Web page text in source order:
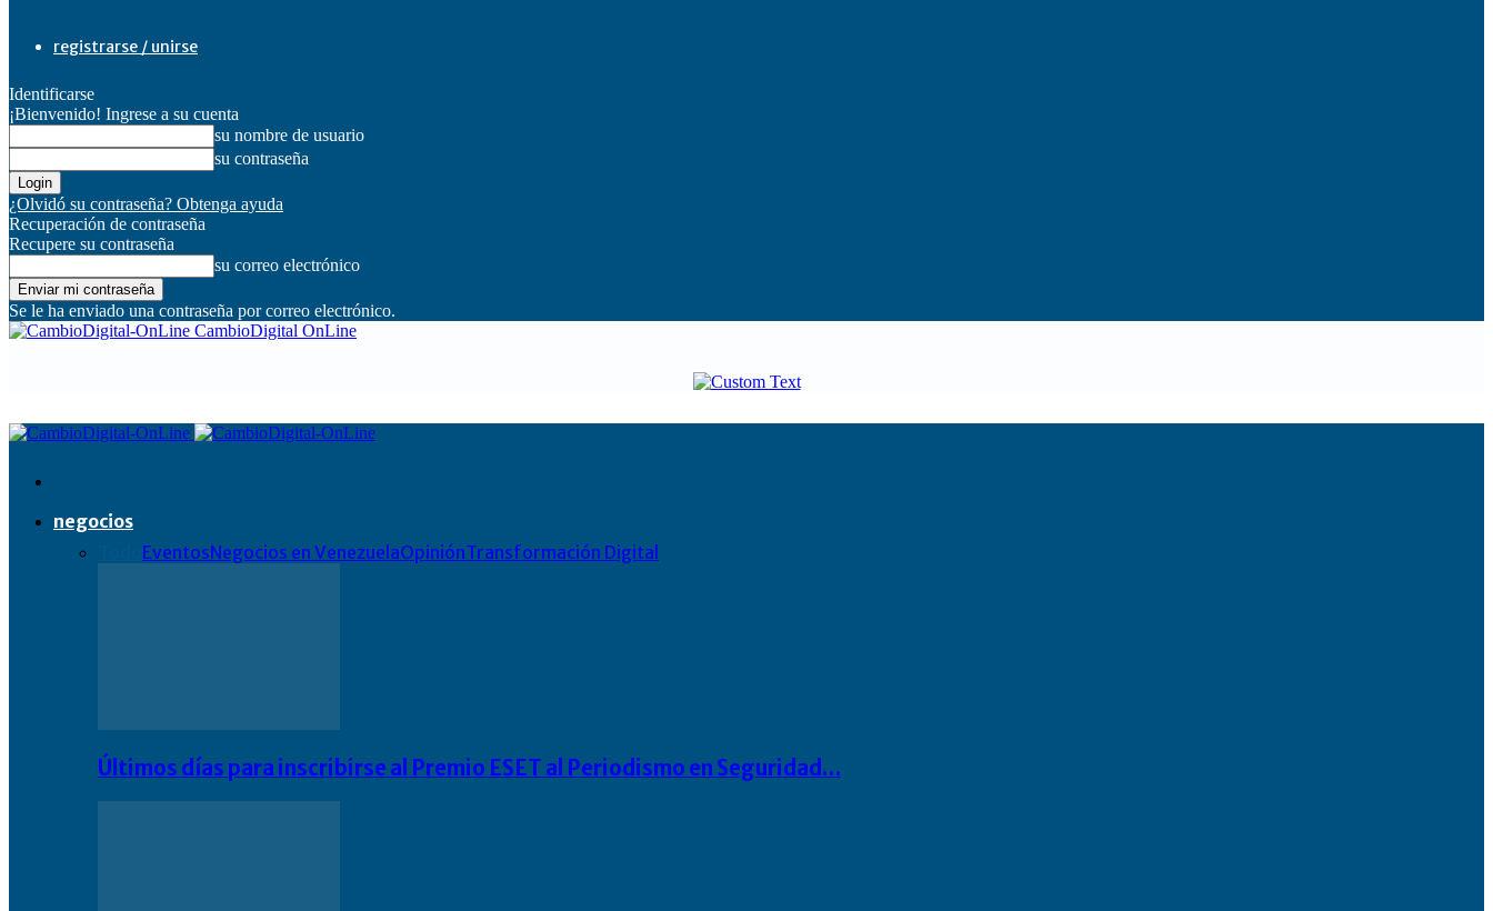
registrarse / unirse
Identificarse
¡Bienvenido! Ingrese a su cuenta
su nombre de usuario
su contraseña
¿Olvidó su contraseña? Obtenga ayuda
Recuperación de contraseña
Recupere su contraseña
su correo electrónico
Se le ha enviado una contraseña por correo electrónico.
CambioDigital OnLine
negocios
EventosNegocios en VenezuelaOpiniónTransformación Digital
Últimos días para inscribirse al Premio ESET al Periodismo en Seguridad…